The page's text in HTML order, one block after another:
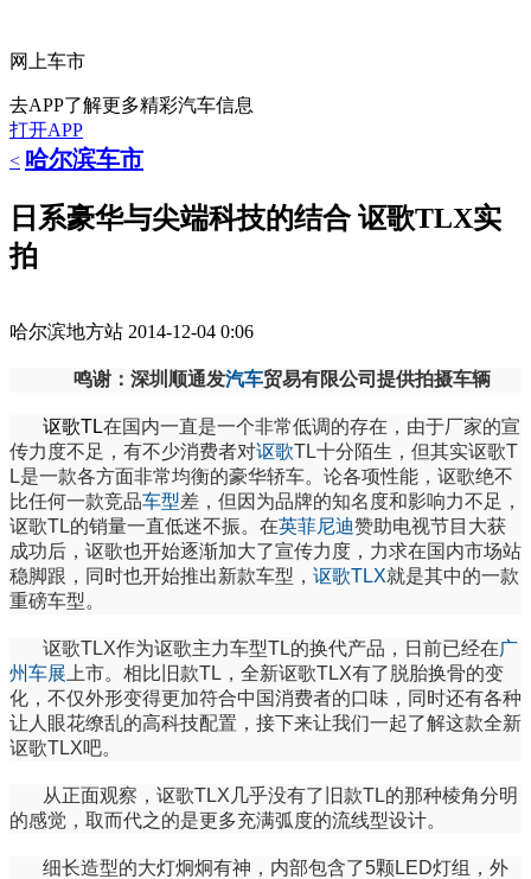
网上车市
去APP了解更多精彩汽车信息
打开APP
< 哈尔滨车市
日系豪华与尖端科技的结合 讴歌TLX实
拍
哈尔滨地方站 2014-12-04 0:06
鸣谢：深圳顺通发汽车贸易有限公司提供拍摄车辆
讴歌TL在国内一直是一个非常低调的存在，由于厂家的宣
传力度不足，有不少消费者对讴歌TL十分陌生，但其实讴歌T
L是一款各方面非常均衡的豪华轿车。论各项性能，讴歌绝不
比任何一款竞品车型差，但因为品牌的知名度和影响力不足，
讴歌TL的销量一直低迷不振。在英菲尼迪赞助电视节目大获
成功后，讴歌也开始逐渐加大了宣传力度，力求在国内市场站
稳脚跟，同时也开始推出新款车型， 讴歌TLX就是其中的一款
重磅车型。
讴歌TLX作为讴歌主力车型TL的换代产品，日前已经在广
州车展 上市。相比旧款TL，全新讴歌TLX有了脱胎换骨的变
化，不仅外形变得更加符合中国消费者的口味，同时还有各种
让人眼花缭乱的高科技配置，接下来让我们一起了解这款全新
讴歌TLX吧。
从正面观察，讴歌TLX几乎没有了旧款TL的那种棱角分明
的感觉，取而代之的是更多充满弧度的流线型设计。
细长造型的大灯炯炯有神，内部包含了5颗LED灯组，外